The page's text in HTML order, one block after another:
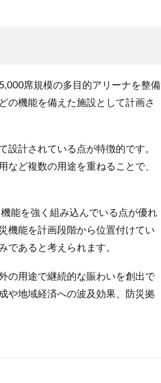
席規模の多目的アリーナを整備
の機能を備えた施設として計画さ
計されている点が特徴的です。
ど複数の用途を重ねることで、
能を強く組み込んでいる点が優れ
機能を計画段階から位置付けてい
あると考えられます。
の用途で継続的な賑わいを創出で
や地域経済への波及効果、防災拠